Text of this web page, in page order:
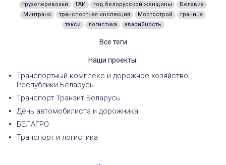
грузоперевозки
ГАИ год белорусской женщины
Белавиа
Минтранс
транспортная инспекция Мостострой
граница
такси
логистика аварийность
Все теги
Наши проекты:
Транспортный комплекс и дорожное хозяйство
Республики Беларусь
Транспорт Транзит Беларусь
День автомобилиста и дорожника
БЕЛАГРО
Транспорт и логистика